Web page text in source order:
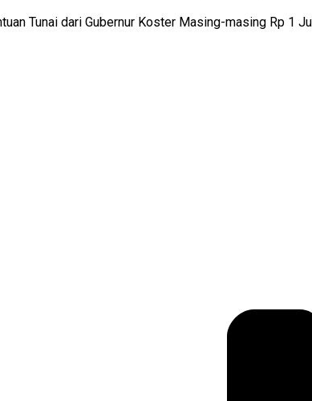
Tunai dari Gubernur Koster Masing-masing Rp 1